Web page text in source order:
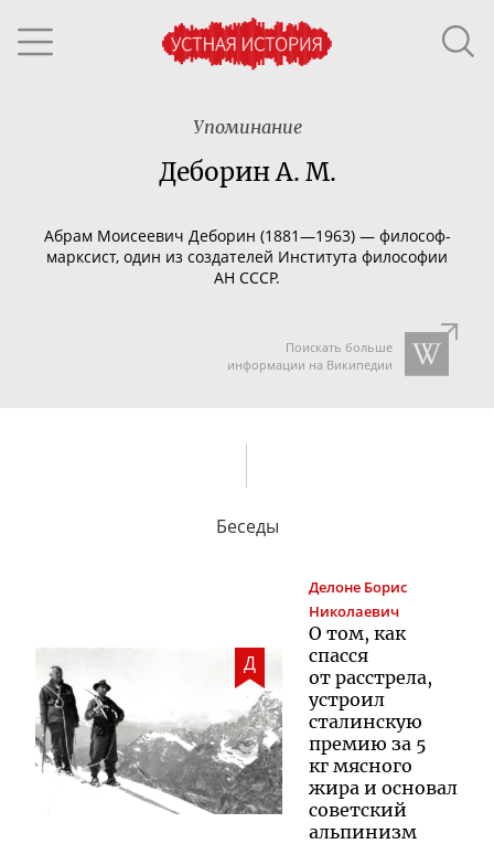
Упоминание
Деборин А. М.
Абрам Моисеевич Деборин (1881—1963) — философ-
марксист, один из создателей Института философии
АН СССР.
Поискать больше
информации на Википедии
Беседы
Д
Делоне Борис
Николаевич
О том, как
спасся
от расстрела,
устроил
сталинскую
премию за 5
кг мясного
жира и основал
советский
альпинизм